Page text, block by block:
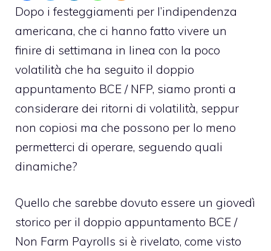
Dopo i festeggiamenti per l’indipendenza
americana, che ci hanno fatto vivere un
finire di settimana in linea con la poco
volatilità che ha seguito il doppio
appuntamento BCE / NFP, siamo pronti a
considerare dei ritorni di volatilità, seppur
non copiosi ma che possono per lo meno
permetterci di operare, seguendo quali
dinamiche?
Quello che sarebbe dovuto essere un giovedì
storico per il doppio appuntamento BCE /
Non Farm Payrolls si è rivelato, come visto